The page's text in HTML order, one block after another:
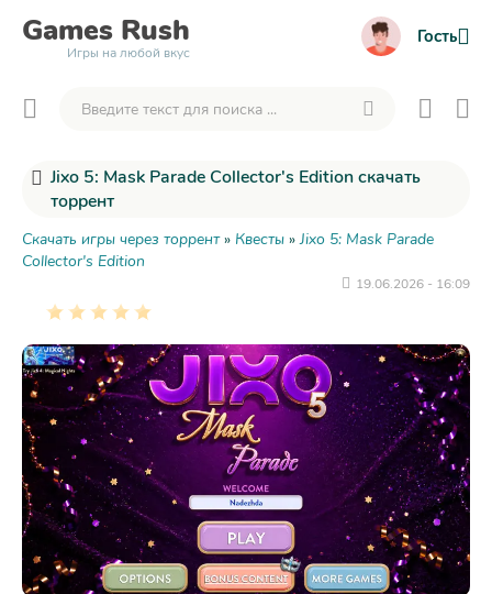
Games Rush
Игры на любой вкус
Гость
Jixo 5: Mask Parade Collector's Edition скачать
торрент
Скачать игры через торрент» Квесты »Jixo 5: Mask Parade
Collector's Edition
19.06.2026 - 16:09